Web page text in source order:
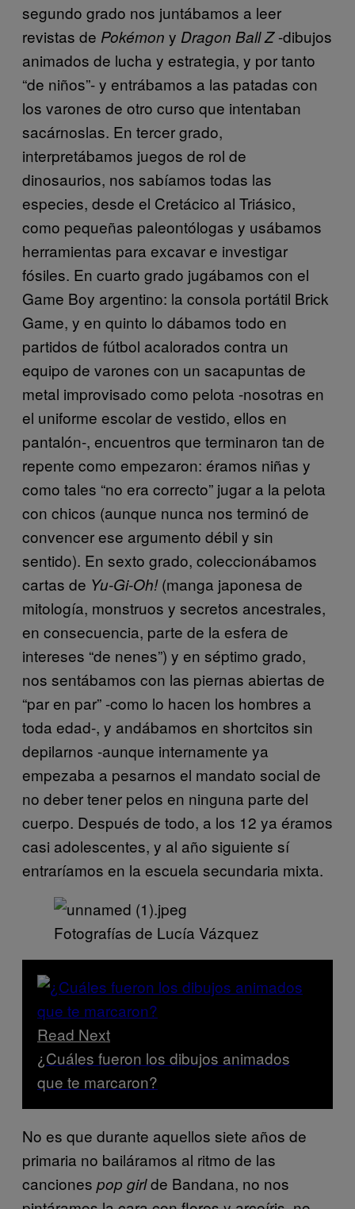
segundo grado nos juntábamos a leer
revistas de Pokémon y Dragon Ball Z-dibujos
animados de lucha y estrategia, y por tanto
“de niños”- y entrábamos a las patadas con
los varones de otro curso que intentaban
sacárnoslas. En tercer grado,
interpretábamos juegos de rol de
dinosaurios, nos sabíamos todas las
especies, desde el Cretácico al Triásico,
como pequeñas paleontólogas y usábamos
herramientas para excavar e investigar
fósiles. En cuarto grado jugábamos con el
Game Boy argentino: la consola portátil Brick
Game, y en quinto lo dábamos todo en
partidos de fútbol acalorados contra un
equipo de varones con un sacapuntas de
metal improvisado como pelota -nosotras en
el uniforme escolar de vestido, ellos en
pantalón-, encuentros que terminaron tan de
repente como empezaron: éramos niñas y
como tales “no era correcto” jugar a la pelota
con chicos (aunque nunca nos terminó de
convencer ese argumento débil y sin
sentido). En sexto grado, coleccionábamos
cartas de Yu-Gi-Oh!(manga japonesa de
mitología, monstruos y secretos ancestrales,
en consecuencia, parte de la esfera de
intereses “de nenes”) y en séptimo grado,
nos sentábamos con las piernas abiertas de
“par en par” -como lo hacen los hombres a
toda edad-, y andábamos en shortcitos sin
depilarnos -aunque internamente ya
empezaba a pesarnos el mandato social de
no deber tener pelos en ninguna parte del
cuerpo. Después de todo, a los 12 ya éramos
casi adolescentes, y al año siguiente sí
entraríamos en la escuela secundaria mixta.
Fotografías de Lucía Vázquez
Read Next
¿Cuáles fueron los dibujos animados
que te marcaron?
No es que durante aquellos siete años de
primaria no bailáramos al ritmo de las
canciones pop girlde Bandana, no nos